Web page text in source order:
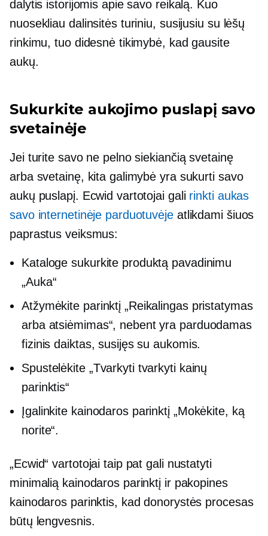
dalytis istorijomis apie savo reikalą. Kuo
nuosekliau dalinsitės turiniu, susijusiu su lėšų
rinkimu, tuo didesnė tikimybė, kad gausite
aukų.
Sukurkite aukojimo puslapį savo
svetainėje
Jei turite savo ne pelno siekiančią svetainę
arba svetainę, kita galimybė yra sukurti savo
aukų puslapį. Ecwid vartotojai gali rinkti aukas
savo internetinėje parduotuvėjeatlikdami šiuos
paprastus veiksmus:
Kataloge sukurkite produktą pavadinimu
„Auka“
Atžymėkite parinktį „Reikalingas pristatymas
arba atsiėmimas“, nebent yra parduodamas
fizinis daiktas, susijęs su aukomis.
Spustelėkite „Tvarkyti tvarkyti kainų
parinktis“
Įgalinkite kainodaros parinktį „Mokėkite, ką
norite“.
„Ecwid“ vartotojai taip pat gali nustatyti
minimalią kainodaros parinktį ir pakopines
kainodaros parinktis, kad donorystės procesas
būtų lengvesnis.